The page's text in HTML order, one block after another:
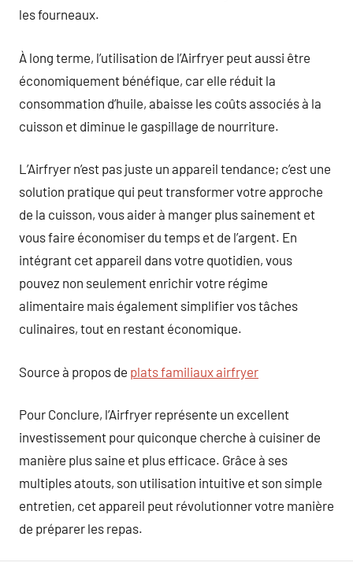
les fourneaux.
À long terme, l’utilisation de l’Airfryer peut aussi être
économiquement bénéfique, car elle réduit la
consommation d’huile, abaisse les coûts associés à la
cuisson et diminue le gaspillage de nourriture.
L’Airfryer n’est pas juste un appareil tendance; c’est une
solution pratique qui peut transformer votre approche
de la cuisson, vous aider à manger plus sainement et
vous faire économiser du temps et de l’argent. En
intégrant cet appareil dans votre quotidien, vous
pouvez non seulement enrichir votre régime
alimentaire mais également simplifier vos tâches
culinaires, tout en restant économique.
Source à propos de plats familiaux airfryer
Pour Conclure, l’Airfryer représente un excellent
investissement pour quiconque cherche à cuisiner de
manière plus saine et plus efficace. Grâce à ses
multiples atouts, son utilisation intuitive et son simple
entretien, cet appareil peut révolutionner votre manière
de préparer les repas.